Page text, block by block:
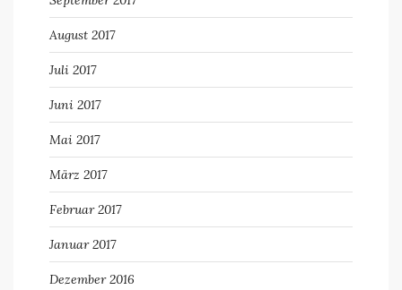
August 2017
Juli 2017
Juni 2017
Mai 2017
März 2017
Februar 2017
Januar 2017
Dezember 2016